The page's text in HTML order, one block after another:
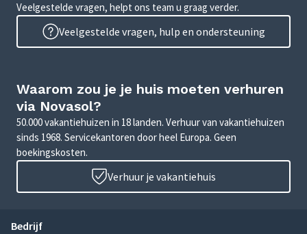
Veelgestelde vragen, helpt ons team u graag verder.
Veelgestelde vragen, hulp en ondersteuning
Waarom zou je je huis moeten verhuren
via Novasol?
50.000 vakantiehuizen in 18 landen. Verhuur van vakantiehuizen
sinds 1968. Servicekantoren door heel Europa. Geen
boekingskosten.
Verhuur je vakantiehuis
Bedrijf